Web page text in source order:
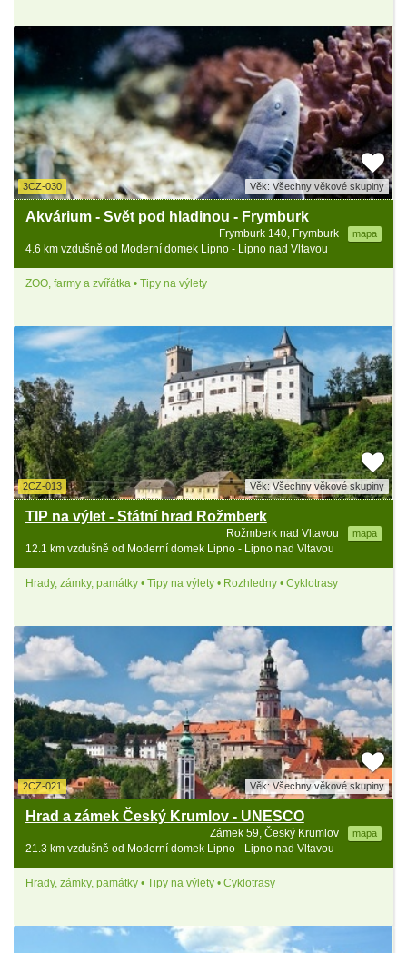
3CZ-030 Věk: Všechny věkové skupiny
Akvárium - Svět pod hladinou - Frymburk
Frymburk 140, Frymburk mapa
4.6 km vzdušně od Moderní domek Lipno - Lipno nad Vltavou
ZOO, farmy a zvířátka • Tipy na výlety
2CZ-013 Věk: Všechny věkové skupiny
TIP na výlet - Státní hrad Rožmberk
Rožmberk nad Vltavou mapa
12.1 km vzdušně od Moderní domek Lipno - Lipno nad Vltavou
Hrady, zámky, památky • Tipy na výlety • Rozhledny • Cyklotrasy
2CZ-021 Věk: Všechny věkové skupiny
Hrad a zámek Český Krumlov - UNESCO
Zámek 59, Český Krumlov mapa
21.3 km vzdušně od Moderní domek Lipno - Lipno nad Vltavou
Hrady, zámky, památky • Tipy na výlety • Cyklotrasy